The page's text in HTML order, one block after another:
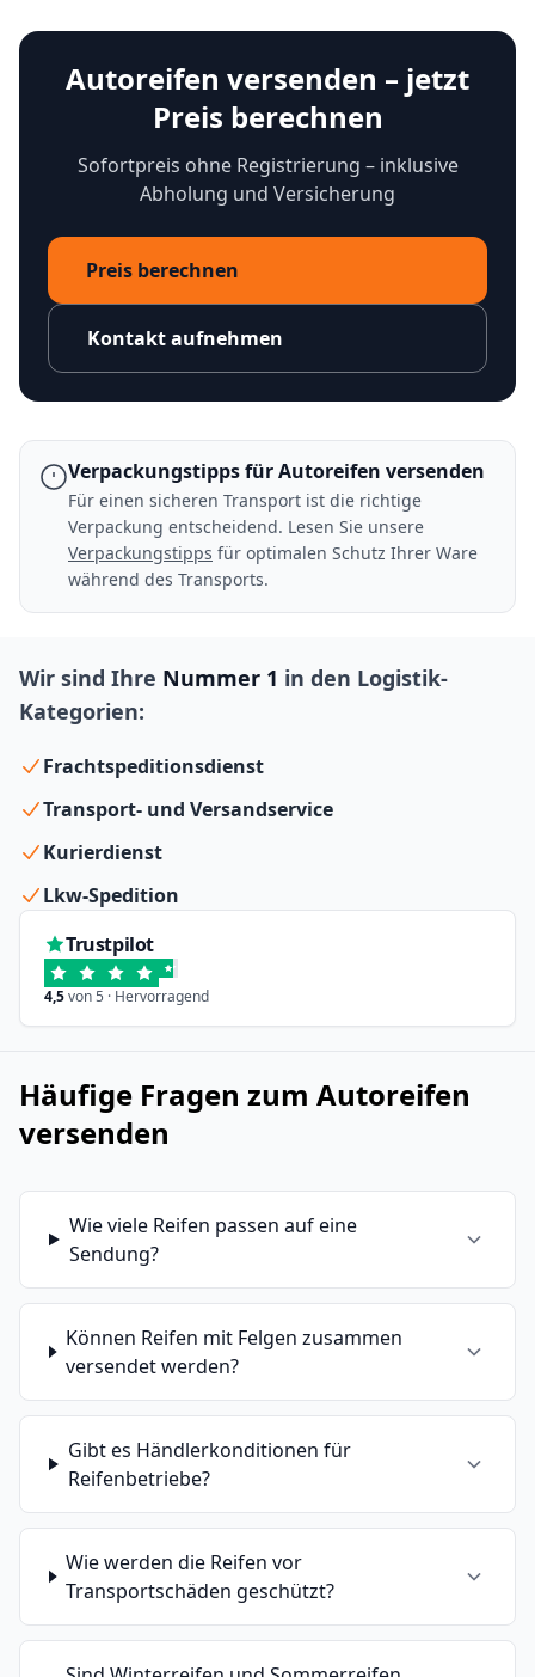
Autoreifen versenden – jetzt
Preis berechnen
Sofortpreis ohne Registrierung – inklusive
Abholung und Versicherung
Preis berechnen
Kontakt aufnehmen
Verpackungstipps für Autoreifen versenden
Für einen sicheren Transport ist die richtige
Verpackung entscheidend. Lesen Sie unsere
Verpackungstipps für optimalen Schutz Ihrer Ware
während des Transports.
Wir sind Ihre Nummer 1 in den Logistik-
Kategorien:
Frachtspeditionsdienst
Transport- und Versandservice
Kurierdienst
Lkw-Spedition
Trustpilot
4,5von 5 · Hervorragend
Häufige Fragen zum Autoreifen
versenden
Wie viele Reifen passen auf eine
Sendung?
Können Reifen mit Felgen zusammen
versendet werden?
Gibt es Händlerkonditionen für
Reifenbetriebe?
Wie werden die Reifen vor
Transportschäden geschützt?